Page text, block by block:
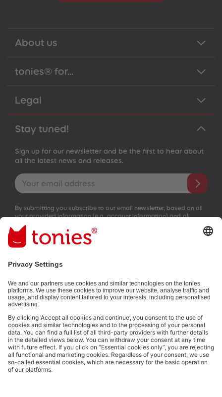
About us
tonies® for...
Legal
Stay tuned!
Sign up for our newsletter and be the first to hear about
all the latest news and releases.
Email address
By submitting you subscribe to our email newsletter, based on all
your provided information (e.g. account information) and all
interaction information provided by you for advertising purposes
(e.g. playtime information). You can unsubscribe at any time free
of charge.
Privacy policy.
Payment methods:
Social media links